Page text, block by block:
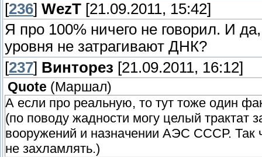
[236] WezT [21.09.2011, 15:42]
Я про 100% ничего не говорил. И
уровня не затрагивают ДНК?
[237] Винторез [21.09.2011, 16:12]
Quote (Маршал)
А если про реальную, то тут тоже один
(по поводу жадности могу целый трактат
вооружений и назначении АЭС СССР. Так
не захламлять.)